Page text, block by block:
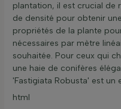
plantation, il est crucial de
de densité pour obtenir
propriétés de la plante
nécessaires par mètre
souhaitée. Pour ceux qui
une haie de conifères
'Fastigiata Robusta' est un
html